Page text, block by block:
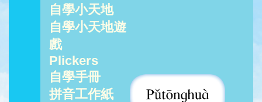
自學小天地
自學小天地遊
戲
Plickers
自學手冊
拼音工作紙